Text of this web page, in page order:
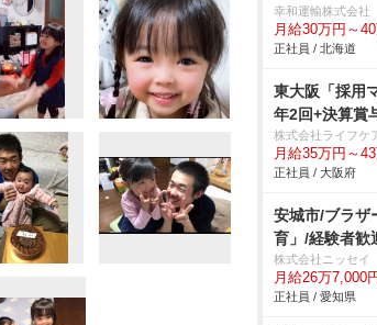
幸和運輸株式会社
月給30万円～
正社員 / 北海道
東大阪「採用
年2回+決算賞
株式会社ライフケ
月給35万円～
正社員 / 大阪府
安城市/ブラザ
育」/経験者歓
株式会社ニッセイ
月給26万7,000
正社員 / 愛知県